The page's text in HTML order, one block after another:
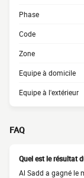
Phase
Code
Zone
Equipe à domicile
Equipe à l'extérieur
FAQ
Quel est le résultat
Al Sadd a gagné le